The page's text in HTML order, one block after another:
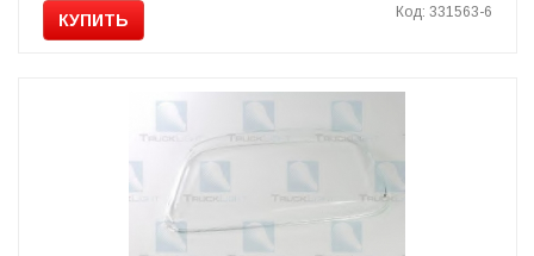
КУПИТЬ Код: 331563-6